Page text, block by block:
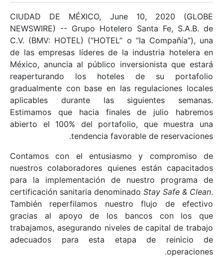
CIUDAD DE MÉXICO, June 10, 2020 (GLOBE
NEWSWIRE) -- Grupo Hotelero Santa Fe, S.A.B. de
C.V. (BMV: HOTEL) (“HOTEL” o “la Compañía”), una
de las empresas líderes de la industria hotelera en
México, anuncia al público inversionista que estará
reaperturando los hoteles de su portafolio
gradualmente con base en las regulaciones locales
aplicables durante las siguientes semanas.
Estimamos que hacia finales de julio habremos
abierto el 100% del portafolio, que muestra una
tendencia favorable de reservaciones.
Contamos con el entusiasmo y compromiso de
nuestros colaboradores quienes están capacitados
para la implementación de nuestro programa de
certificación sanitaria denominado Stay Safe & Clean.
También reperfilamos nuestro flujo de efectivo
gracias al apoyo de los bancos con los que
trabajamos, asegurando niveles de capital de trabajo
adecuados para esta etapa de reinicio de
operaciones.